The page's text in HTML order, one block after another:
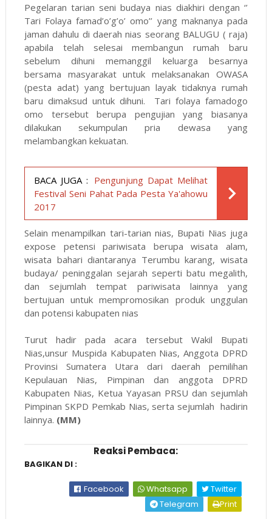
Pegelaran tarian seni budaya nias diakhiri dengan ‘’
Tari Folaya famad’o’g’o’ omo’’ yang maknanya pada
jaman dahulu di daerah nias seorang BALUGU ( raja)
apabila telah selesai membangun rumah baru
sebelum dihuni memanggil keluarga besarnya
bersama masyarakat untuk melaksanakan OWASA
(pesta adat) yang bertujuan layak tidaknya rumah
baru dimaksud untuk dihuni. Tari folaya famadogo
omo tersebut berupa pengujian yang biasanya
dilakukan sekumpulan pria dewasa yang
melambangkan kekuatan.
BACA JUGA : Pengunjung Dapat Melihat
Festival Seni Pahat Pada Pesta Ya'ahowu
2017
Selain menampilkan tari-tarian nias, Bupati Nias juga
expose petensi pariwisata berupa wisata alam,
wisata bahari diantaranya Terumbu karang, wisata
budaya/ peninggalan sejarah seperti batu megalith,
dan sejumlah tempat pariwisata lainnya yang
bertujuan untuk mempromosikan produk unggulan
dan potensi kabupaten nias
Turut hadir pada acara tersebut Wakil Bupati
Nias,unsur Muspida Kabupaten Nias, Anggota DPRD
Provinsi Sumatera Utara dari daerah pemilihan
Kepulauan Nias, Pimpinan dan anggota DPRD
Kabupaten Nias, Ketua Yayasan PRSU dan sejumlah
Pimpinan SKPD Pemkab Nias, serta sejumlah hadirin
lainnya. (MM)
Reaksi Pembaca:
BAGIKAN DI :
Facebook Whatsapp
Twitter
Telegram
Print